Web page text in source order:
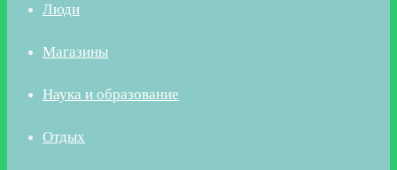
Люди
Магазины
Наука и образование
Отдых